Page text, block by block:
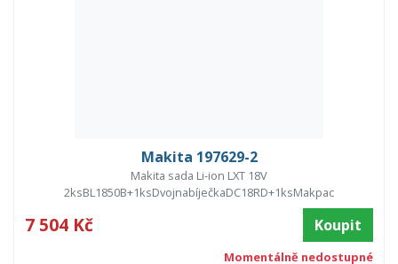
Makita 197629-2
Makita sada Li-ion LXT 18V
2ksBL1850B+1ksDvojnabíječkaDC18RD+1ksMakpac
7 504 Kč Koupit
Momentálně nedostupné